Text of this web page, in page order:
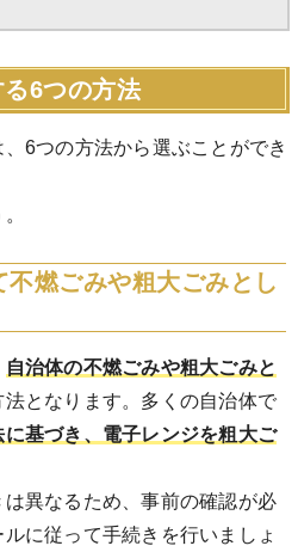
6つの方法
6つの方法から選ぶことができ
燃ごみや粗大ごみとし
自治体の不燃ごみや粗大ごみと
法となります。多くの自治体で
基づき、電子レンジを粗大ご
異なるため、事前の確認が必
に従って手続きを行いましょ